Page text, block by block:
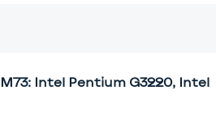
Intel Pentium G3220, Intel